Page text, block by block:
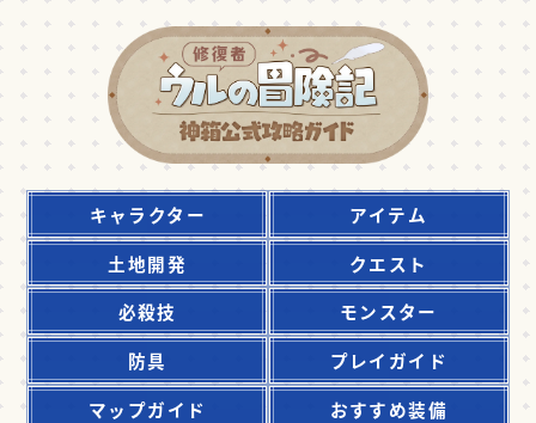
キャラクター
アイテム
土地開発
クエスト
必殺技
モンスター
防具
プレイガイド
マップガイド
おすすめ装備